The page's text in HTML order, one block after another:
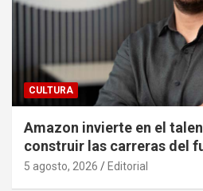
CULTURA
Amazon invierte en el
construir las carreras del
5 agosto, 2026 Editorial